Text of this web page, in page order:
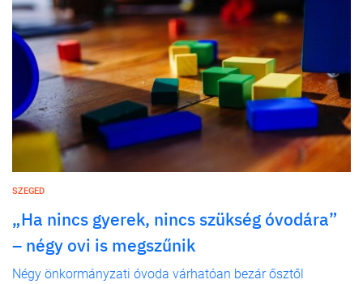
SZEGED
„Ha nincs gyerek, nincs szükség óvodára”
– négy ovi is megszűnik
Négy önkormányzati óvoda várhatóan bezár ősztől